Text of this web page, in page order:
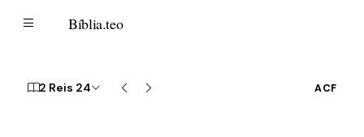
Bíblia.teo
2 Reis 24 ACF